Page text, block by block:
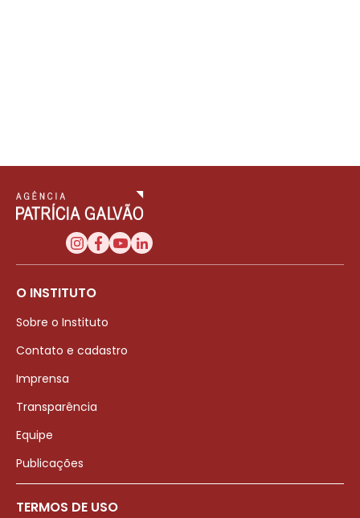
O INSTITUTO
Sobre o Instituto
Contato e cadastro
Imprensa
Transparência
Equipe
Publicações
TERMOS DE USO